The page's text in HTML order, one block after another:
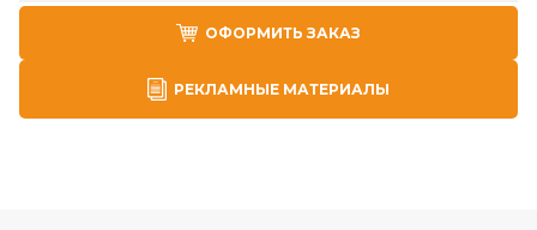
ОФОРМИТЬ ЗАКАЗ
РЕКЛАМНЫЕ МАТЕРИАЛЫ